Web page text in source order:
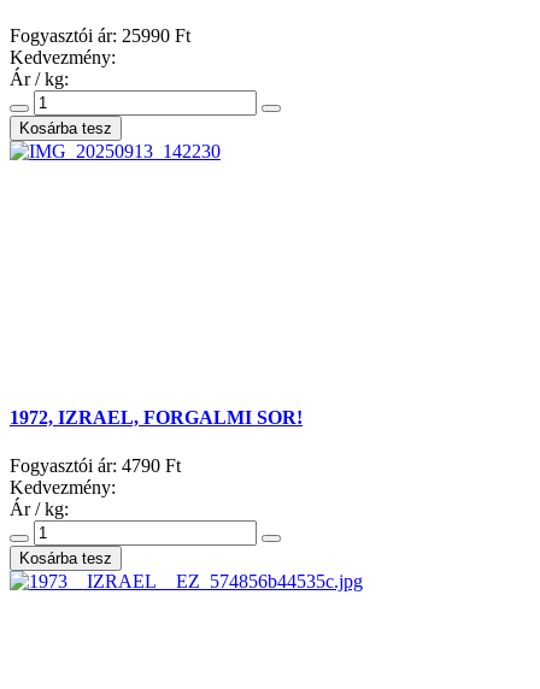
Fogyasztói ár: 25990 Ft
Kedvezmény:
Ár / kg:
1972, IZRAEL, FORGALMI SOR!
Fogyasztói ár: 4790 Ft
Kedvezmény:
Ár / kg: